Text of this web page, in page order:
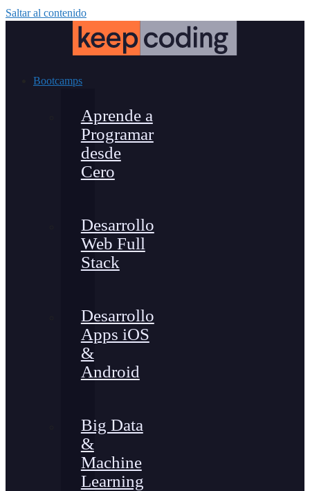
Saltar al contenido
Bootcamps
Aprende a
Programar
desde
Cero
Desarrollo
Web Full
Stack
Desarrollo
Apps iOS
&
Android
Big Data
&
Machine
Learning